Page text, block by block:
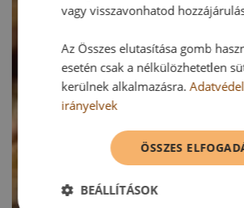
vagy visszavonhatod
Az Összes elutasítása gomb
esetén csak a nélkülözhetetlen
kerülnek alkalmazásra.
irányelvek
ÖSSZES
BEÁLLÍTÁSOK